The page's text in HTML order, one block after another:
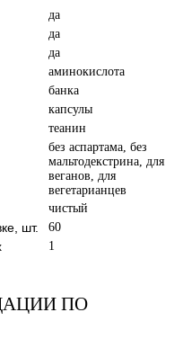
да
да
да
аминокислота
банка
капсулы
теанин
без аспартама, без
мальтодекстрина, для
веганов, для
вегетарианцев
чистый
шт. 60
1
ПО